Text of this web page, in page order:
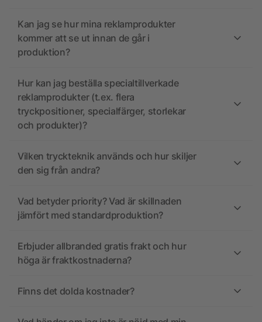
Kan jag se hur mina reklamprodukter
kommer att se ut innan de går i
produktion?
Hur kan jag beställa specialtillverkade
reklamprodukter (t.ex. flera
tryckpositioner, specialfärger, storlekar
och produkter)?
Vilken tryckteknik används och hur skiljer
den sig från andra?
Vad betyder priority? Vad är skillnaden
jämfört med standardproduktion?
Erbjuder allbranded gratis frakt och hur
höga är fraktkostnaderna?
Finns det dolda kostnader?